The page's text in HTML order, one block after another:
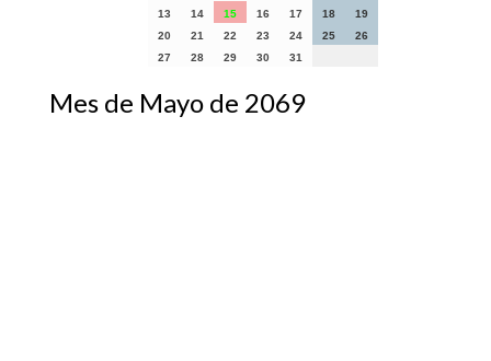
13
14 15 16 17 18
19
20
21 22 23 24 25
26
27
28 29 30 31
Mes de Mayo de 2069